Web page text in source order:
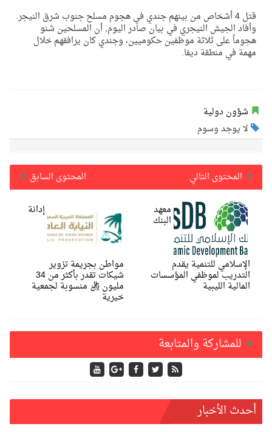
قتل 4 أشخاص من بينهم جندي في هجوم مسلح جنوب شرق النيجر.
وأفاد الجيش النيجري في بيان صادر اليوم, أن المسلحين شنو
هجوماً على ثلاثة موظفين حكوميين، وجندي كان يرافقهم خلال
مهمة في منطقة ديفا.
شؤون دولية
لا يوجد وسوم
المحتوى السابق
المحتوى التالي
إدانة
مواطن بجريمة تزوير
شيكات تقدر بأكثر من 34
مليون ريال منسوبة لجمعية
خيرية
معهد
البنك
الإسلامي للتنمية يقدم
التدريب لموظفي المؤسسات
المالية الليبية
للمشاركة والمتابعة
أحدث الأخبار